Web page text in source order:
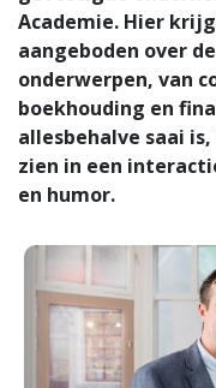
Academie. Hier
aangeboden over
onderwerpen, van
boekhouding en
allesbehalve saai
zien in een
en humor.